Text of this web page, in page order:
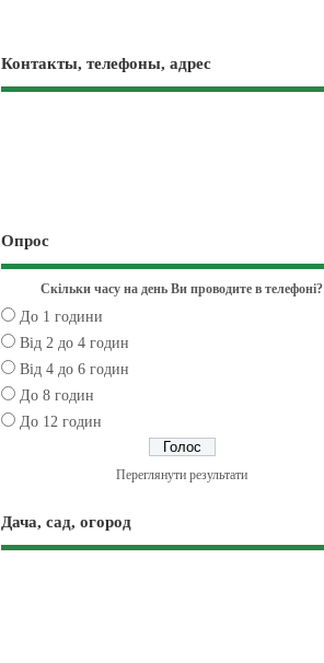
Контакты, телефоны, адрес
Опрос
Скільки часу на день Ви проводите в телефоні?
До 1 години
Від 2 до 4 годин
Від 4 до 6 годин
До 8 годин
До 12 годин
Переглянути результати
Дача, сад, огород